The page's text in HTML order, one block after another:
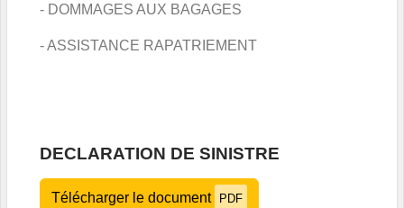
- DOMMAGES AUX BAGAGES
- ASSISTANCE RAPATRIEMENT
DECLARATION DE SINISTRE
Télécharger le document PDF